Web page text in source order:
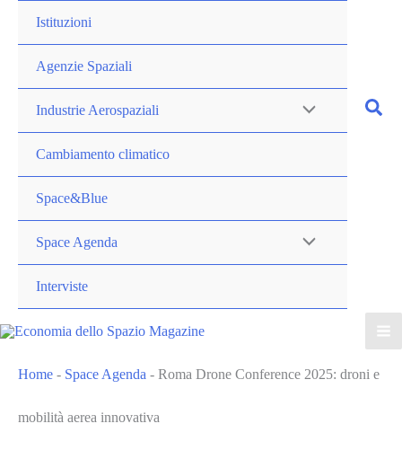
Istituzioni
Agenzie Spaziali
Industrie Aerospaziali
Cambiamento climatico
Space&Blue
Space Agenda
Interviste
Home - Space Agenda - Roma Drone Conference 2025: droni e
mobilità aerea innovativa